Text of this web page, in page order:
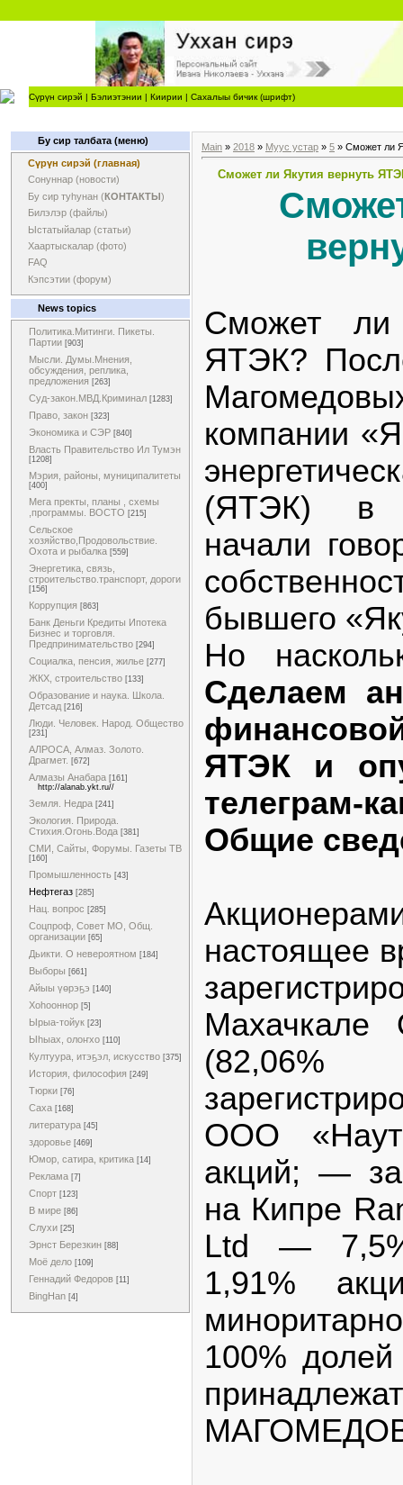
Сүрүн сирэй | Бэлиэтэнии | Киирии | Сахалыы бичик (шрифт)
Бу сир талбата (меню)
Сүрүн сирэй (главная)
Сонуннар (новости)
Бу сир туһунан (КОНТАКТЫ)
Билэлэр (файлы)
Ыстатыйалар (статьи)
Хаартыскалар (фото)
FAQ
Кэпсэтии (форум)
News topics
Политика.Митинги. Пикеты.
Партии [903]
Мысли. Думы.Мнения,
обсуждения, реплика,
предложения [263]
Суд-закон.МВД.Криминал [1283]
Право, закон [323]
Экономика и СЭР [840]
Власть Правительство Ил Тумэн
[1208]
Мэрия, районы, муниципалитеты
[400]
Мега пректы, планы , схемы
,программы. ВОСТО [215]
Сельское
хозяйство,Продовольствие.
Охота и рыбалка [559]
Энергетика, связь,
строительство.транспорт, дороги
[156]
Коррупция [863]
Банк Деньги Кредиты Ипотека
Бизнес и торговля.
Предпринимательство [294]
Социалка, пенсия, жилье [277]
ЖКХ, строительство [133]
Образование и наука. Школа.
Детсад [216]
Люди. Человек. Народ. Общество
[231]
АЛРОСА, Алмаз. Золото.
Драгмет. [672]
Алмазы Анабара [161]
http://alanab.ykt.ru//
Земля. Недра [241]
Экология. Природа.
Стихия.Огонь.Вода [381]
СМИ, Сайты, Форумы. Газеты ТВ
[160]
Промышленность [43]
Нефтегаз [285]
Нац. вопрос [285]
Соцпроф, Совет МО, Общ.
организации [65]
Дьикти. О невероятном [184]
Выборы [661]
Айыы үөрэҕэ [140]
Хоһооннор [5]
Ырыа-тойук [23]
Ыһыах, олоҥхо [110]
Култуура, итэҕэл, искусство [375]
История, философия [249]
Тюрки [76]
Саха [168]
литература [45]
здоровье [469]
Юмор, сатира, критика [14]
Реклама [7]
Спорт [123]
В мире [86]
Слухи [25]
Эрнст Березкин [88]
Моё дело [109]
Геннадий Федоров [11]
BingHan [4]
Main » 2018 » Муус устар » 5 » Сможет ли
Сможет ли Якутия вернуть
Сможет ли
ЯТЭК?
компании
(ЯТЭК) в
начали
бывшего
Но
Сделаем
ЯТЭК и
телеграм-
Общие
настоящее
Махачкале
ООО
акций; —
на Кипре
Ltd —
1,91%
100%